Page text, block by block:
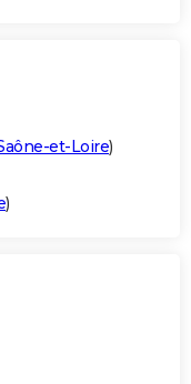
et-Loire)
)